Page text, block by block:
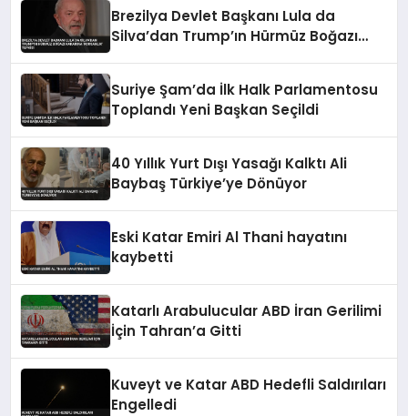
Brezilya Devlet Başkanı Lula da
Silva’dan Trump’ın Hürmüz Boğazı
Suriye Şam’da İlk Halk Parlamentosu
Toplandı Yeni Başkan Seçildi
40 Yıllık Yurt Dışı Yasağı Kalktı Ali
Baybaş Türkiye’ye Dönüyor
Eski Katar Emiri Al Thani hayatını
kaybetti
Katarlı Arabulucular ABD İran Gerilimi
İçin Tahran’a Gitti
Kuveyt ve Katar ABD Hedefli Saldırıları
Engelledi